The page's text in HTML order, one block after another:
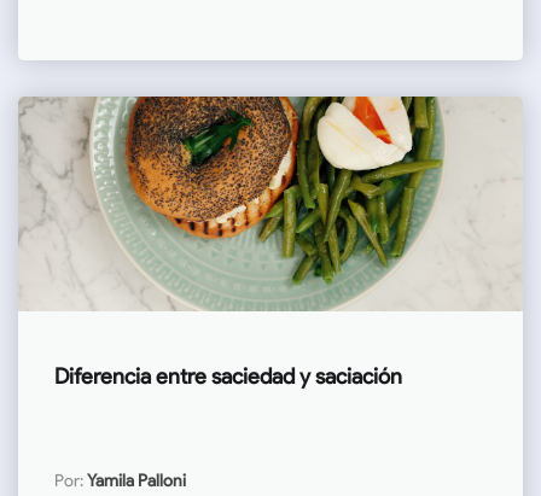
Diferencia entre saciedad y saciación
Por:Yamila Palloni